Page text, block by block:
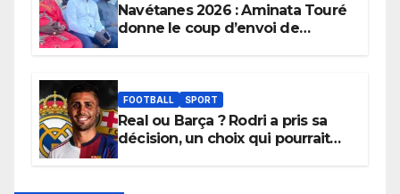
Navétanes 2026 : Aminata Touré
donne le coup d’envoi de
apaisées.
FOOTBALL SPORT
Real ou Barça ? Rodri a pris sa
décision, un choix qui pourrait